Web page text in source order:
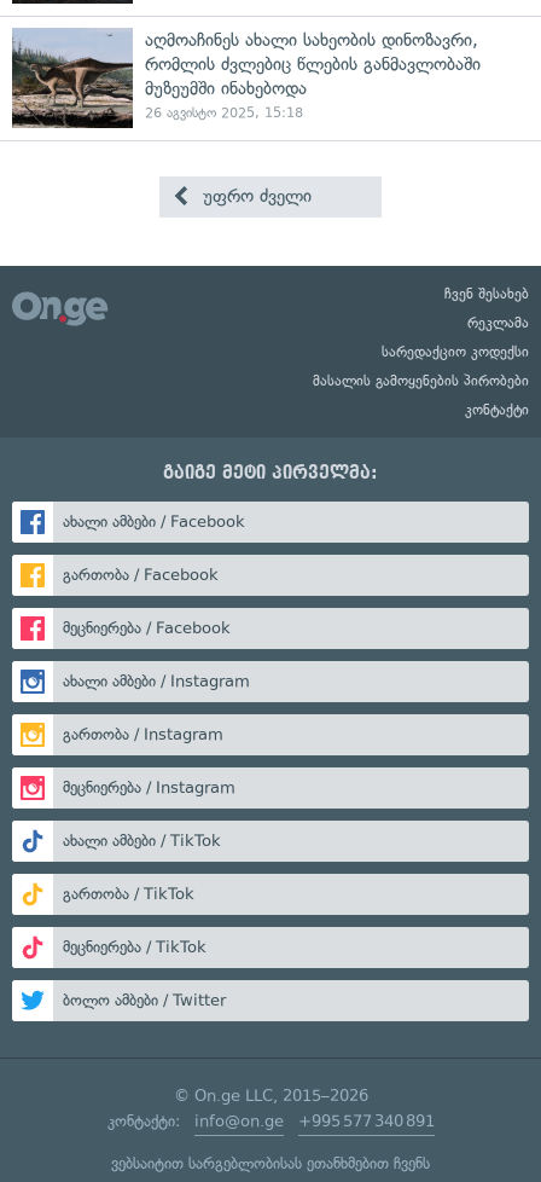
აღმოაჩინეს ახალი სახეობის დინოზავრი,
რომლის ძვლებიც წლების განმავლობაში
მუზეუმში ინახებოდა
26 აგვისტო 2025, 15:18
უფრო ძველი
ჩვენ შესახებ
რეკლამა
სარედაქციო კოდექსი
მასალის გამოყენების პირობები
კონტაქტი
გაიგე მეტი პირველმა:
ახალი ამბები / Facebook
გართობა / Facebook
მეცნიერება / Facebook
ახალი ამბები / Instagram
გართობა / Instagram
მეცნიერება / Instagram
ახალი ამბები / TikTok
გართობა / TikTok
მეცნიერება / TikTok
ბოლო ამბები / Twitter
© On.ge LLC, 2015–2026
კონტაქტი: info@on.ge +995 577 340 891
ვებსაიტით სარგებლობისას ეთანხმებით ჩვენს